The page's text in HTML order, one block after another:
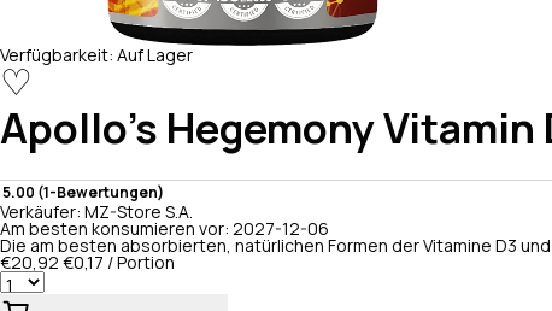
Verfügbarkeit: Auf Lager
♡
Apollo's Hegemony Vitamin
5.00 (1-Bewertungen)
Verkäufer: MZ-Store S.A.
Am besten konsumieren vor: 2027-12-06
Die am besten absorbierten, natürlichen Formen der Vitamine D3
€20,92 €0,17 / Portion